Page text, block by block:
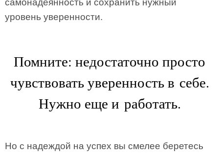
самонадеянность и сохранить нужный
уровень уверенности.
Помните: недостаточно просто
чувствовать уверенность в себе.
Нужно еще и работать.
Но с надеждой на успех вы смелее беретесь